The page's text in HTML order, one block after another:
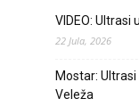
VIDEO:
22 Jula, 2026
Mostar:
Veleža